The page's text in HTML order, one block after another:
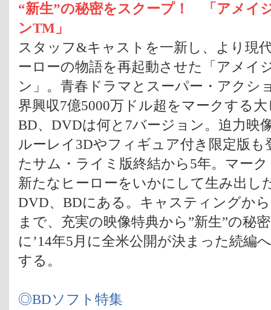
“新生”の秘密をスクープ！ 「アメイ
ンTM 」
スタッフ&キャストを一新し、より現
ーローの物語を再起動させた「アメイ
ン」。青春ドラマとスーパー・アクシ
界興収7億5000万ドル超をマークする
BD、DVDは何と7バージョン。迫力映
ルーレイ3Dやフィギュア付き限定版も
たサム・ライミ版終結から5年。マー
新たなヒーローをいかにして生み出し
DVD、BDにある。キャスティングか
まで、充実の映像特典から”新生”の秘
に’14年5月に全米公開が決まった続編
する。
◎BDソフト特集